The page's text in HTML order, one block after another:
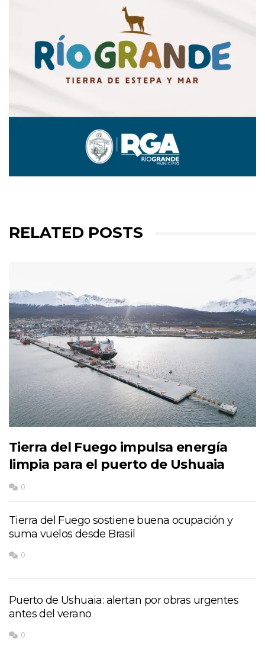
RELATED POSTS
Tierra del Fuego impulsa energía
limpia para el puerto de Ushuaia
0
Tierra del Fuego sostiene buena ocupación y
suma vuelos desde Brasil
0
Puerto de Ushuaia: alertan por obras urgentes
antes del verano
0